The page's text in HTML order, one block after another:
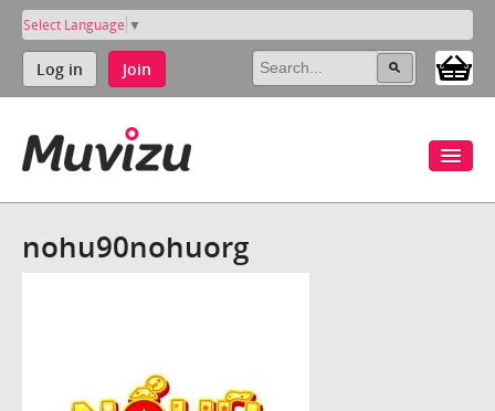
Select Language ▼
Log in Join
nohu90nohuorg